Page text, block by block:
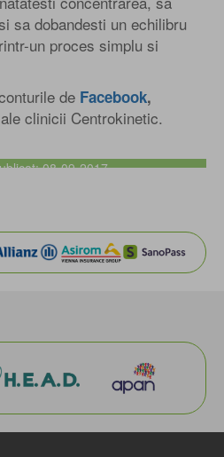
sa dobandesti un echilibru
un proces simplu si
de Facebook,
ale clinicii Centrokinetic.
08-09-2017